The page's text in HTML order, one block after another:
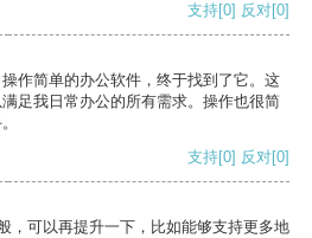
支持[0] 反对[0]
作简单的办公软件，终于找到了它。这
足我日常办公的所有需求。操作也很简
支持[0] 反对[0]
，可以再提升一下，比如能够支持更多地